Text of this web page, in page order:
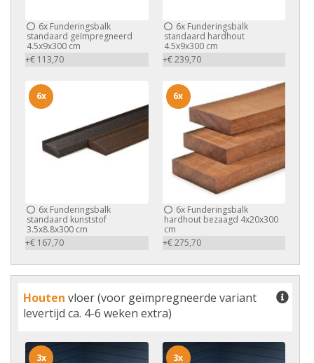
6x Funderingsbalk
standaard geïmpregneerd
4.5x9x300 cm
+€ 113,70
6xFunderingsbalk
standaard hardhout
4.5x9x300 cm
+€ 239,70
6x Funderingsbalk
standaard kunststof
3.5x8.8x300 cm
+€ 167,70
6x
6xFunderingsbalk
hardhout bezaagd 4x20x300
cm
+€ 275,70
6x
Houten vloer (voor geïmpregneerde variant
levertijd ca. 4-6 weken extra)
3x 3x